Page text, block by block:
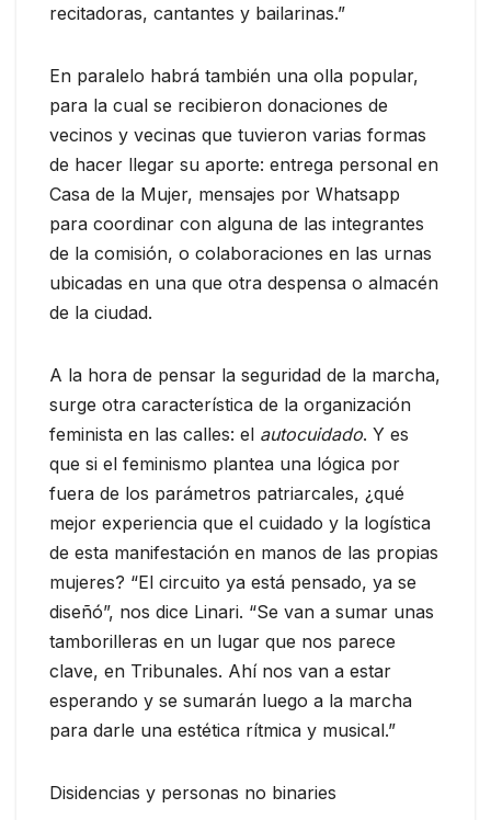
recitadoras, cantantes y bailarinas.”
En paralelo habrá también una olla popular,
para la cual se recibieron donaciones de
vecinos y vecinas que tuvieron varias formas
de hacer llegar su aporte: entrega personal en
Casa de la Mujer, mensajes por Whatsapp
para coordinar con alguna de las integrantes
de la comisión, o colaboraciones en las urnas
ubicadas en una que otra despensa o almacén
de la ciudad.
A la hora de pensar la seguridad de la marcha,
surge otra característica de la organización
feminista en las calles: el autocuidado. Y es
que si el feminismo plantea una lógica por
fuera de los parámetros patriarcales, ¿qué
mejor experiencia que el cuidado y la logística
de esta manifestación en manos de las propias
mujeres? “El circuito ya está pensado, ya se
diseñó”, nos dice Linari. “Se van a sumar unas
tamborilleras en un lugar que nos parece
clave, en Tribunales. Ahí nos van a estar
esperando y se sumarán luego a la marcha
para darle una estética rítmica y musical.”
Disidencias y personas no binaries